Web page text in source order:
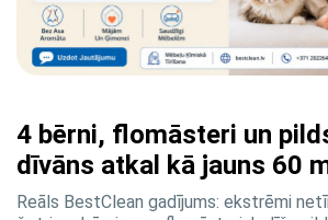
4 bērni, flomāsteri un
dīvāns atkal kā jauns 60
Reāls BestClean gadījums: ekstrēmi